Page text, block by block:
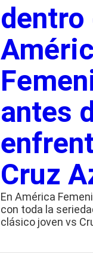
dentro
antes
Cruz
En América
con toda la
clásico joven vs